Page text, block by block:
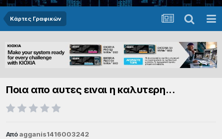
Κάρτες Γραφικών
Ποια απο αυτες ειναι η καλυτερη...
Απόagganis1416003242